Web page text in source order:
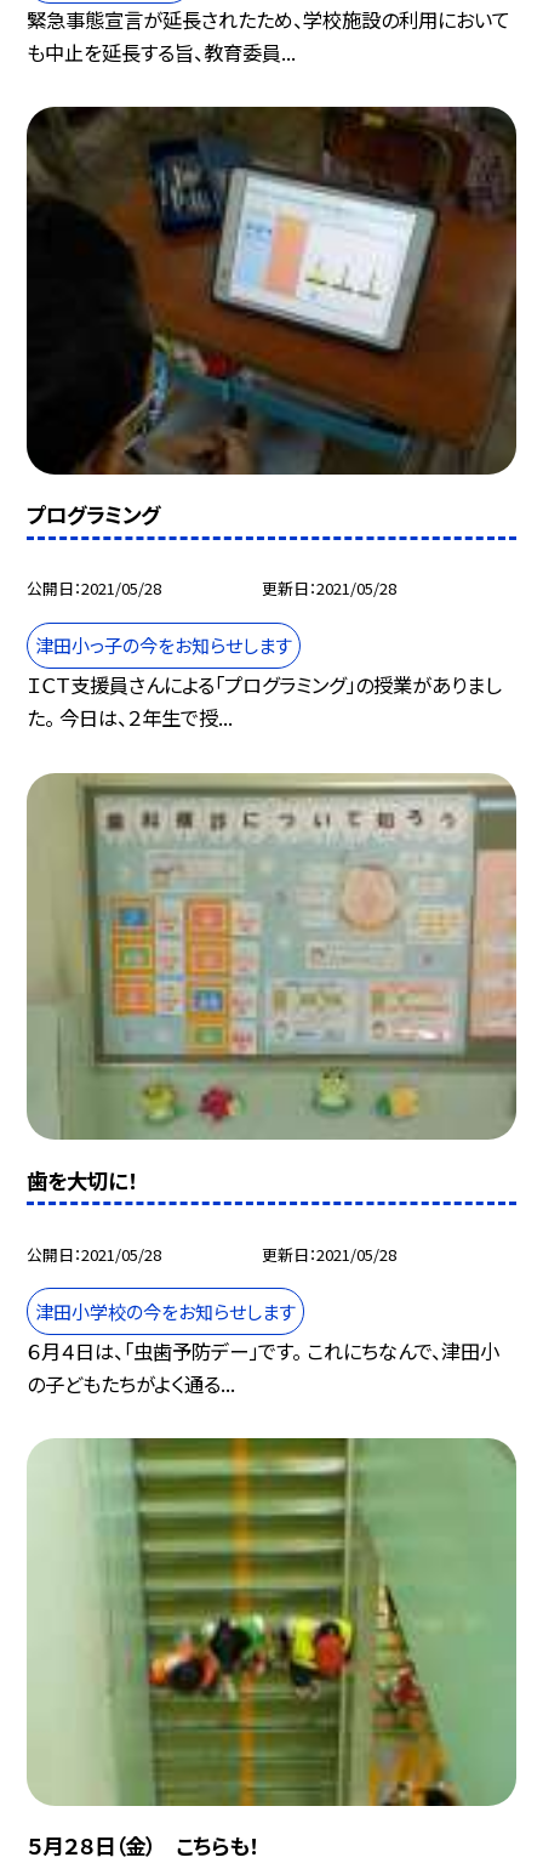
緊急事態宣言が延長されたため、学校施設の利用において
も中止を延長する旨、教育委員...
プログラミング
公開日 2021/05/28 更新日 2021/05/28
津田小っ子の今をお知らせします
ＩＣＴ支援員さんによる「プログラミング」の授業がありまし
た。 今日は、２年生で授...
歯を大切に！
公開日 2021/05/28 更新日 2021/05/28
津田小学校の今をお知らせします
６月４日は、「虫歯予防デー」です。 これにちなんで、津田小
の子どもたちがよく通る...
５月２８日（金） こちらも！